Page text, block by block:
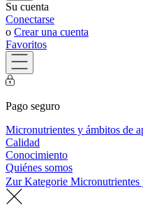
Su cuenta
Conectarse
o Crear una cuenta
Favoritos
Pago seguro
Micronutrientes y ámbitos de
Calidad
Conocimiento
Quiénes somos
Zur Kategorie Micronutrientes